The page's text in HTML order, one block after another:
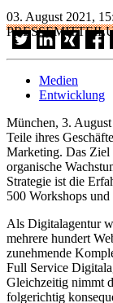
03. August 2021,
Medien
Entwicklung
München, 3.
Teile ihres
Marketing. Das Ziel
organische
Strategie ist die
500 Workshops und
Als Digitalagentur
mehrere hundert
zunehmende
Full Service
Gleichzeitig nimmt
folgerichtig